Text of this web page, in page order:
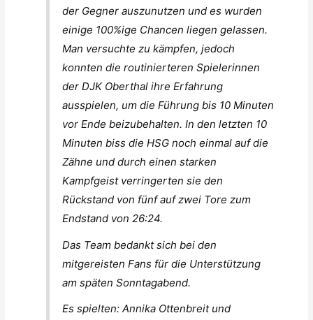
der Gegner auszunutzen und es wurden
einige 100%ige Chancen liegen gelassen.
Man versuchte zu kämpfen, jedoch
konnten die routinierteren Spielerinnen
der DJK Oberthal ihre Erfahrung
ausspielen, um die Führung bis 10 Minuten
vor Ende beizubehalten. In den letzten 10
Minuten biss die HSG noch einmal auf die
Zähne und durch einen starken
Kampfgeist verringerten sie den
Rückstand von fünf auf zwei Tore zum
Endstand von 26:24.
Das Team bedankt sich bei den
mitgereisten Fans für die Unterstützung
am späten Sonntagabend.
Es spielten: Annika Ottenbreit und